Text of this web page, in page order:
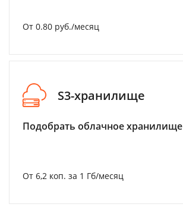
От 0.80 руб./месяц
S3-хранилище
Подобрать облачное хранилище
От 6,2 коп. за 1 Гб/месяц